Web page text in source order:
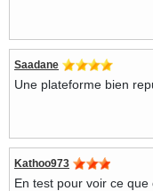
Saadane
Une plateforme bien
Kathoo973
En test pour voir ce